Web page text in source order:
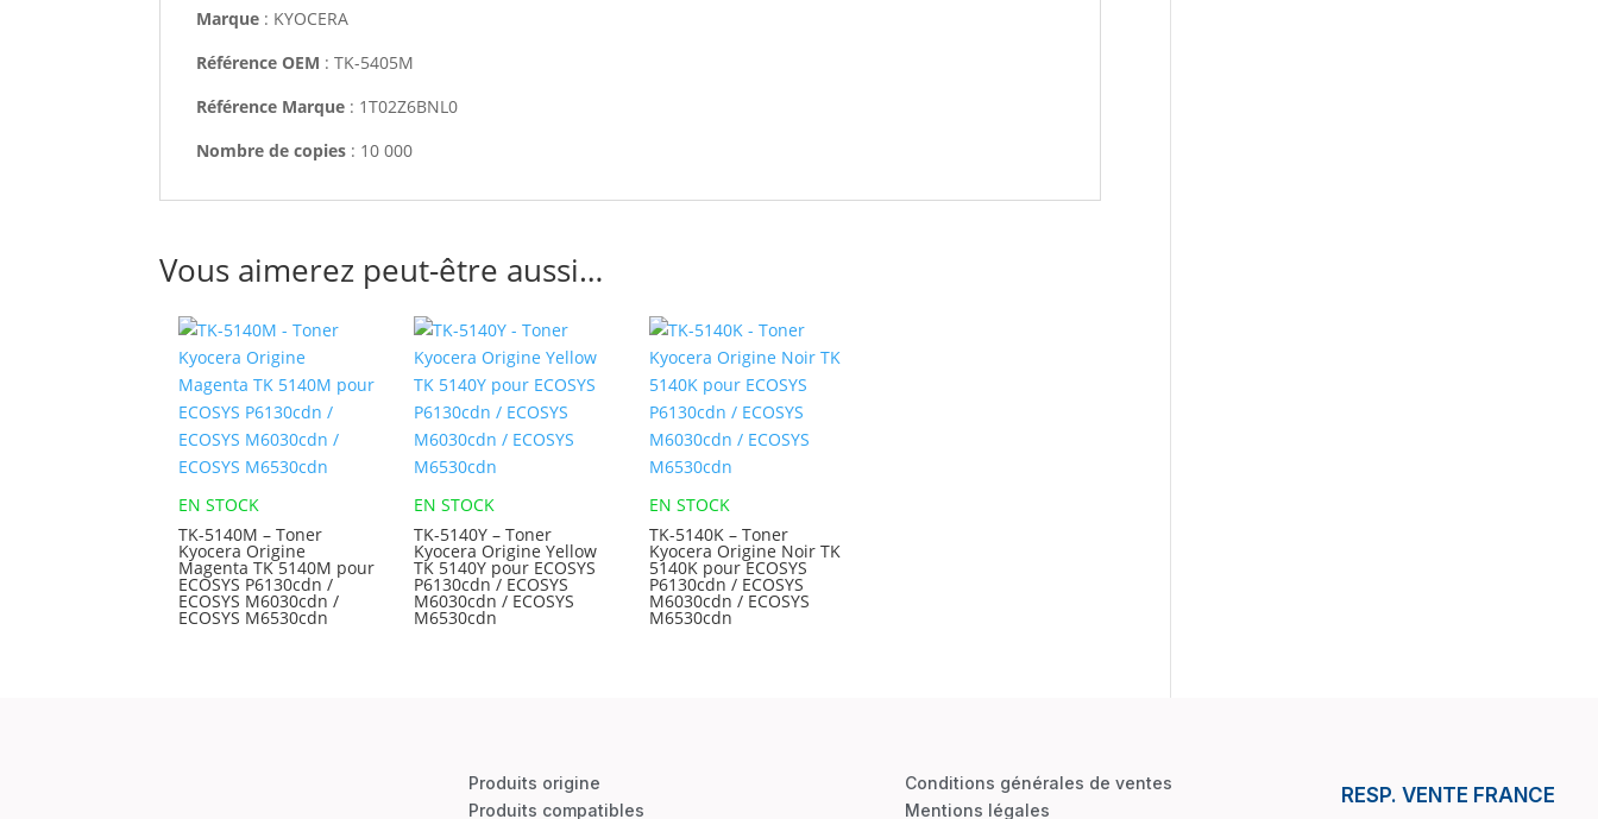
Marque : KYOCERA
Référence OEM : TK-5405M
Référence Marque : 1T02Z6BNL0
Nombre de copies : 10 000
Vous aimerez peut-être aussi…
EN STOCK
TK-5140M – Toner
Kyocera Origine
Magenta TK 5140M pour
ECOSYS P6130cdn /
ECOSYS M6030cdn /
ECOSYS M6530cdn
EN STOCK
TK-5140Y – Toner
Kyocera Origine Yellow
TK 5140Y pour ECOSYS
P6130cdn / ECOSYS
M6030cdn / ECOSYS
M6530cdn
EN STOCK
TK-5140K – Toner
Kyocera Origine Noir TK
5140K pour ECOSYS
P6130cdn / ECOSYS
M6030cdn / ECOSYS
M6530cdn
Produits origine
Produits compatibles
Conditions générales de ventes
Mentions légales
RESP. VENTE FRANCE